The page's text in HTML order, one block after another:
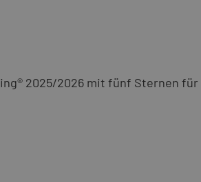
2025/2026 mit fünf Sternen